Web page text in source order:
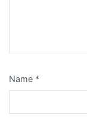
Name *